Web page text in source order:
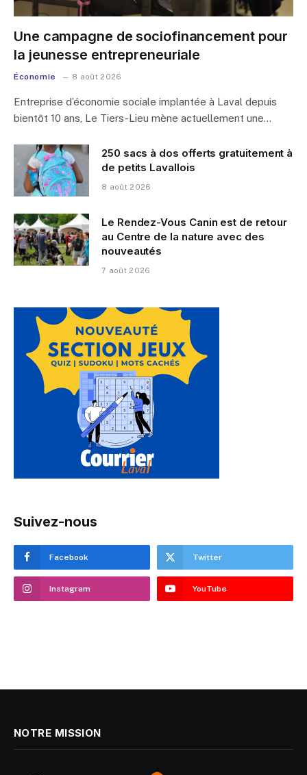
Une campagne de sociofinancement pour
la jeunesse entrepreneuriale
Économie 8 août 2026
Entreprise d’économie sociale implantée à Laval depuis
bientôt 10 ans, Le Tiers-Lieu mène actuellement une…
250 sacs à dos offerts gratuitement à
de petits Lavallois
8 août 2026
Le Rendez-Vous Canin est de retour
au Centre de la nature avec des
nouveautés
7 août 2026
Suivez-nous
Facebook Twitter
Instagram YouTube
NOTRE MISSION